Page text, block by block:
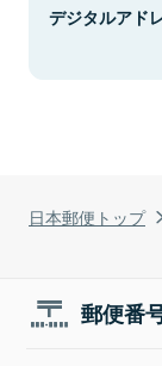
日本郵便トップ
デジタルアド
郵便番